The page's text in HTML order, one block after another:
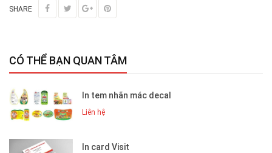
SHARE
CÓ THỂ BẠN QUAN TÂM
In tem nhãn mác decal
Liên hệ
In card Visit